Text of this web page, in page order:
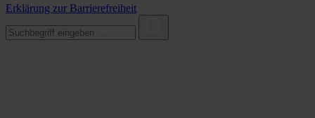
Erklärung zur Barrierefreiheit